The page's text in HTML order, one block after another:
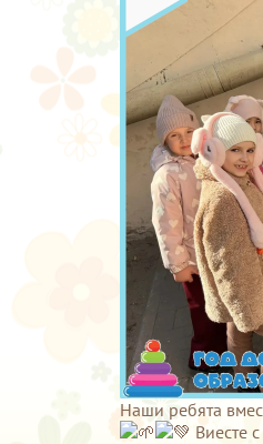
Наши ребята
Виесте